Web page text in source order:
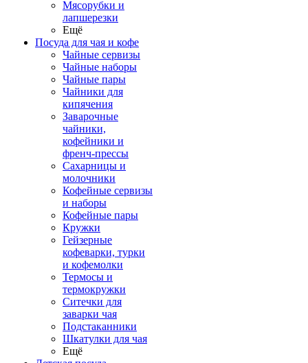
Мясорубки и
лапшерезки
Ещё
Посуда для чая и кофе
Чайные сервизы
Чайные наборы
Чайные пары
Чайники для
кипячения
Заварочные
чайники,
кофейники и
френч-прессы
Сахарницы и
молочники
Кофейные сервизы
и наборы
Кофейные пары
Кружки
Гейзерные
кофеварки, турки
и кофемолки
Термосы и
термокружки
Ситечки для
заварки чая
Подстаканники
Шкатулки для чая
Ещё